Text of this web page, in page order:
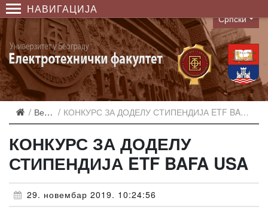
НАВИГАЦИЈА
Language
Српски
Вести КОНКУРС ЗА ДОДЕЛУ СТИПЕНДИЈА ETF BAFA USA
КОНКУРС ЗА ДОДЕЛУ
СТИПЕНДИЈА ETF BAFA USA
29. новембар 2019. 10:24:56